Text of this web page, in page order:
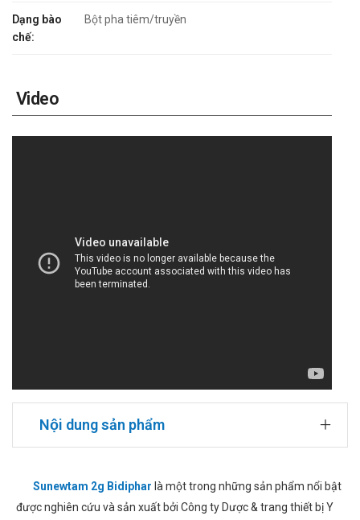
Dạng bào
chế:
Bột pha tiêm/truyền
Video
Nội dung sản phẩm
Sunewtam 2g Bidiphar là một trong những sản phẩm nổi bật
được nghiên cứu và sản xuất bởi Công ty Dược & trang thiết bị Y